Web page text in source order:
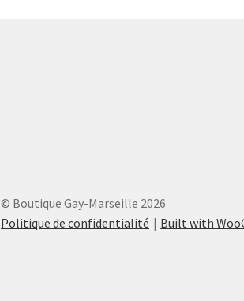
© Boutique Gay-Marseille 2026
Politique de confidentialité
Built with